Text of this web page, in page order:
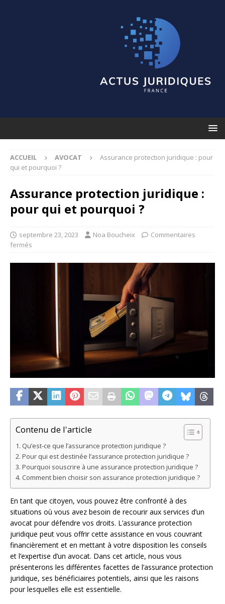
ACCUEIL AVOCAT
Assurance protection juridique : pour
qui et pourquoi ?
Assurance protection juridique :
pour qui et pourquoi ?
septembre 23, 2023 Noa Boucheix
Commentaires
fermés
Contenu de l'article
Qu’est-ce que l’assurance protection juridique ?
Pour qui est destinée l’assurance protection juridique ?
Pourquoi souscrire à une assurance protection juridique ?
Comment bien choisir son assurance protection juridique ?
En tant que citoyen, vous pouvez être confronté à des
situations où vous avez besoin de recourir aux services d’un
avocat pour défendre vos droits. L’assurance protection
juridique peut vous offrir cette assistance en vous couvrant
financièrement et en mettant à votre disposition les conseils
et l’expertise d’un avocat. Dans cet article, nous vous
présenterons les différentes facettes de l’assurance protection
juridique, ses bénéficiaires potentiels, ainsi que les raisons
pour lesquelles elle est essentielle.